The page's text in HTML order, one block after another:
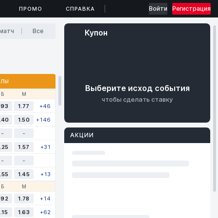
ПРОМО СПРАВКА Войти Регистрация
Все
Б М
1.77
+46
1.50
+146
-
-
1.57
+31
-
-
1.45 +13
Б М
1.78
+14
1.63 +62
Купон
Выберите исход события
чтобы сделать ставку
АКЦИИ